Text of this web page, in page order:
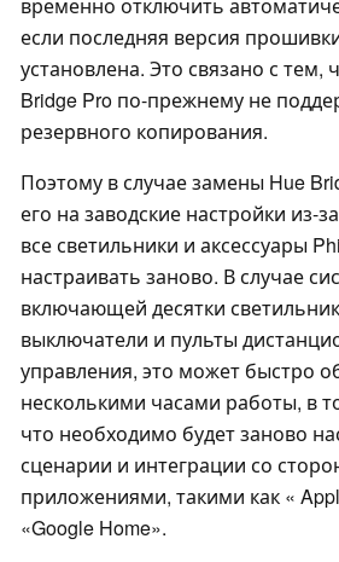
если последняя версия
установлена. Это связано с тем,
Bridge Pro по-прежнему не
резервного копирования.
Поэтому в случае замены Hue
его на заводские настройки из-
все светильники и аксессуары
настраивать заново. В случае
включающей десятки
выключатели и пульты
управления, это может быстро
несколькими часами работы, в
что необходимо будет заново
сценарии и интеграции со
приложениями, такими как «
«Google Home».